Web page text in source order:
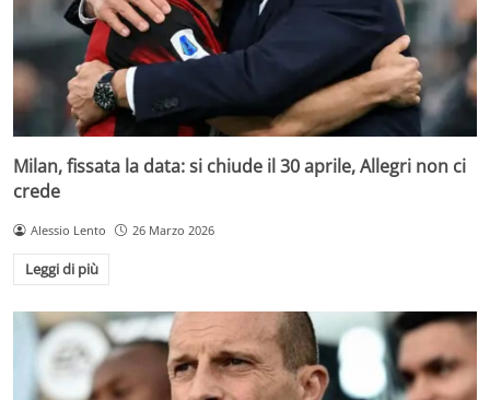
Milan, fissata la data: si chiude il 30 aprile, Allegri non ci
crede
Alessio Lento 26 Marzo 2026
Leggi di più